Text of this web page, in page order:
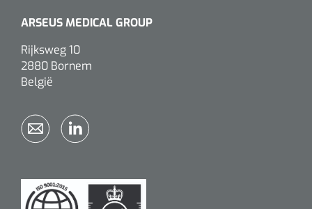
ARSEUS MEDICAL GROUP
Rijksweg 10
2880 Bornem
België